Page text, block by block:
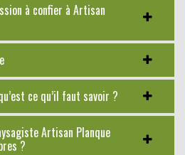
à confier à Artisan
ce qu’il faut savoir ?
Artisan Planque
?